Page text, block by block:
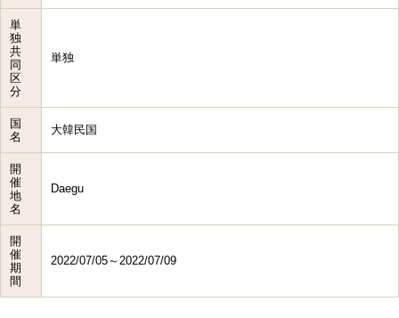
単
独
共
同
区
分
単独
国
名
大韓民国
開
催
地
名
Daegu
開
催
期
間
2022/07/05～2022/07/09